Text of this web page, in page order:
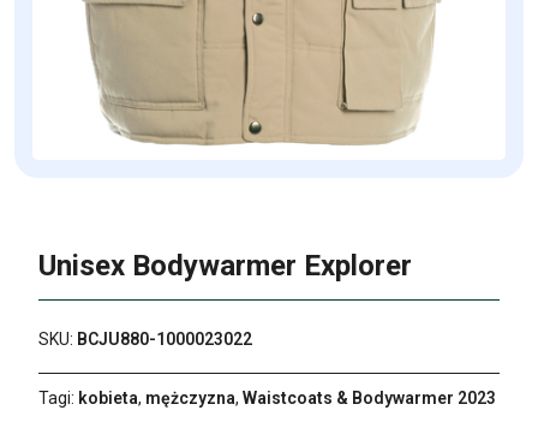
Unisex Bodywarmer Explorer
SKU: BCJU880-1000023022
Tagi: kobieta, mężczyzna, Waistcoats & Bodywarmer 2023